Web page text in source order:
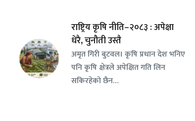
राष्ट्रिय कृषि नीति–२०८३ : अपेक्षा
धेरै, चुनौती उस्तै
अमृत गिरी बुटवल। कृषि प्रधान देश भनिए
पनि कृषि क्षेत्रले अपेक्षित गति लिन
सकिरहेको छैन…